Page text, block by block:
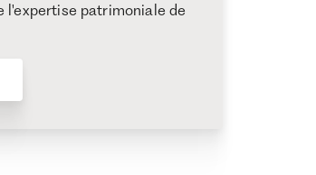
l'expertise patrimoniale de